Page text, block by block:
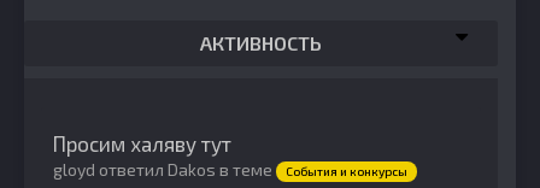
АКТИВНОСТЬ
Просим халяву тут
gloyd ответил Dakos в теме События и конкурсы